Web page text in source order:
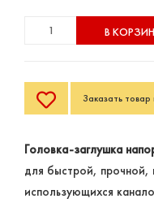
В
Заказать товар
Головка-заглушка
для быстрой, прочной,
использующихся